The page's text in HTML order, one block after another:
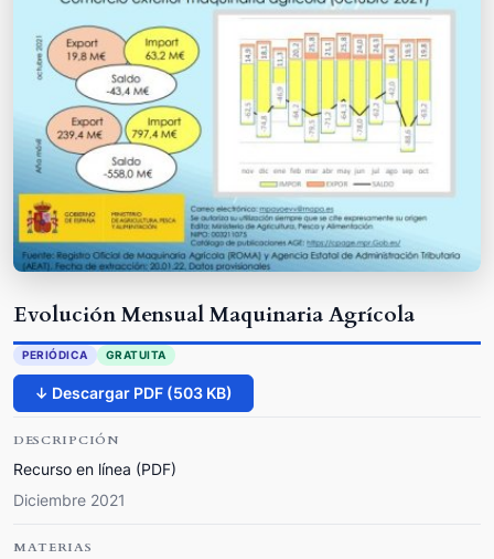
Evolución Mensual Maquinaria Agrícola
PERIÓDICA GRATUITA
↓ Descargar PDF (503 KB)
DESCRIPCIÓN
Recurso en línea (PDF)
Diciembre 2021
MATERIAS